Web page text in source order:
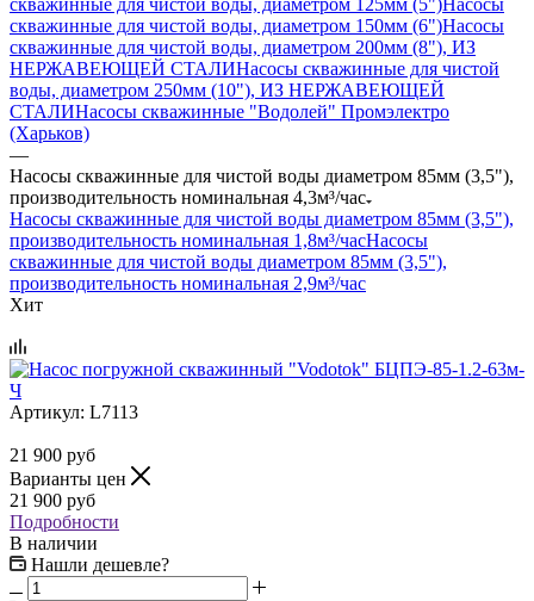
скважинные для чистой воды, диаметром 150мм (6")Насосы
скважинные для чистой воды, диаметром 200мм (8"), ИЗ
НЕРЖАВЕЮЩЕЙ СТАЛИНасосы скважинные для чистой
воды, диаметром 250мм (10"), ИЗ НЕРЖАВЕЮЩЕЙ
СТАЛИНасосы скважинные "Водолей" Промэлектро
(Харьков)
—
Насосы скважинные для чистой воды диаметром 85мм (3,5"),
производительность номинальная 4,3м³/час
Насосы скважинные для чистой воды диаметром 85мм (3,5"),
производительность номинальная 1,8м³/часНасосы
скважинные для чистой воды диаметром 85мм (3,5"),
производительность номинальная 2,9м³/час
Хит
Артикул: L7113
21 900 руб
Варианты цен
21 900 руб
Подробности
В наличии
Нашли дешевле?